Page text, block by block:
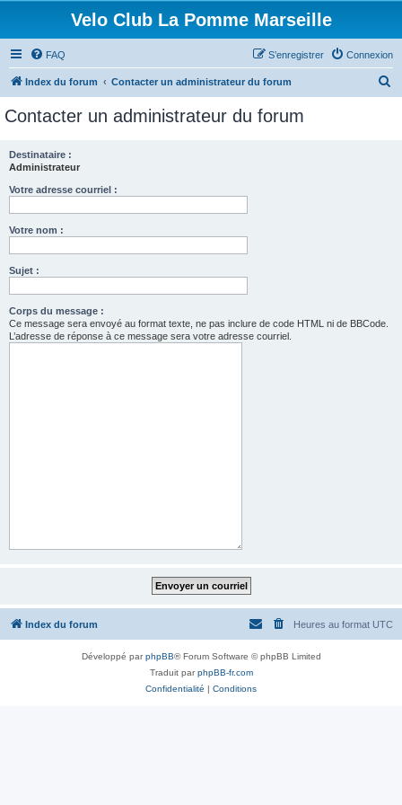
Velo Club La Pomme Marseille
FAQ Connexion
S’enregistrer
Index du forum Contacter un administrateur du forum
Contacter un administrateur du forum
Destinataire :
Administrateur
Votre adresse courriel :
Votre nom :
Sujet :
Corps du message :
Ce message sera envoyé au format texte, ne pas inclure de code HTML ni de BBCode.
L’adresse de réponse à ce message sera votre adresse courriel.
Index du forum Heures au format UTC
Développé parphpBB® Forum Software © phpBB Limited
Traduit parphpBB-fr.com
Confidentialité | Conditions